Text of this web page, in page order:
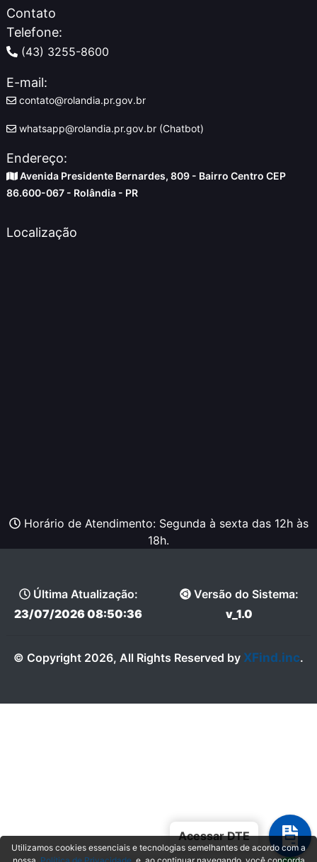
Acessar DTE
Contato
Telefone:
(43) 3255-8600
E-mail:
contato@rolandia.pr.gov.br
whatsapp@rolandia.pr.gov.br (Chatbot)
Endereço:
Avenida Presidente Bernardes, 809 - Bairro Centro CEP
86.600-067 - Rolândia - PR
Localização
Horário de Atendimento: Segunda à sexta das 12h às
18h.
Última Atualização:
23/07/2026 08:50:36
Versão do Sistema:
v_1.0
© Copyright 2026, All Rights Reserved by XFind.inc.
Utilizamos cookies essenciais e tecnologias semelhantes de acordo com a
nossa Política de Privacidadee, ao continuar navegando, você concorda